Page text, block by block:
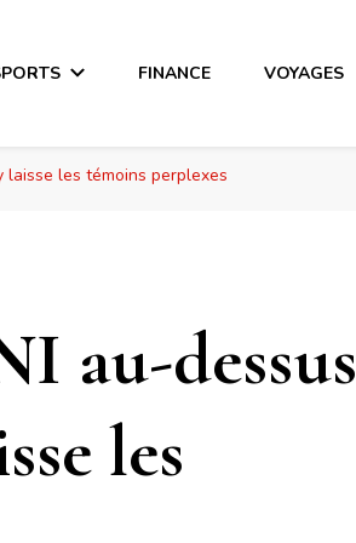
FINANCE VOYAGES
laisse les témoins perplexes
au-dessus
les